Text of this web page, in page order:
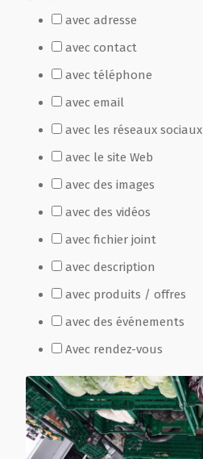
avec adresse
avec contact
avec téléphone
avec email
avec les réseaux sociaux
avec le site Web
avec des images
avec des vidéos
avec fichier joint
avec description
avec produits / offres
avec des événements
Avec rendez-vous
Fête Marché Paysan
Partenaires